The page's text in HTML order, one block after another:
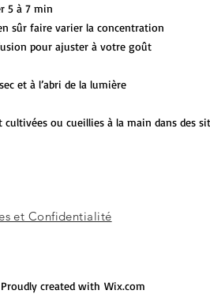
5 à 7 min
sûr faire varier la concentration
pour ajuster à votre goût
et à l’abri de la lumière
cultivées ou cueillies à la main dans des
et Confidentialité
created with Wix.com